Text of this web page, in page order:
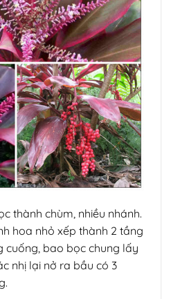
thành chùm, nhiều nhánh.
hoa nhỏ xếp thành 2 tầng
cuống, bao bọc chung lấy
nhị lại nở ra bầu có 3